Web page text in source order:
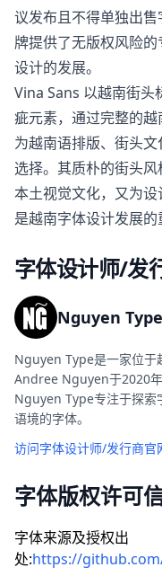
议发布且不得单独出
牌提供了无版权风险
设计的发展。
Vina Sans 以越南街头
疵元素，通过完整的
为越南语排版、街头
选择。其质朴的街头
本土视觉文化，又为设
是越南字体设计发展的
字体设计师/发
Nguyen Type
Nguyen Type是一家位于
Andree Nguyen于2020年
Nguyen Type专注于探索
语境的字体。
访问字体设计师/发行商官
字体版权许可
字体来源及授权出
处:https://